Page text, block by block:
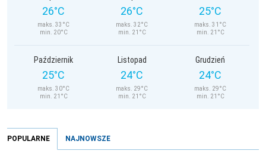
26°C
maks. 33°C
min. 20°C
26°C
maks. 32°C
min. 21°C
25°C
maks. 31°C
min. 21°C
Październik
25°C
maks. 30°C
min. 21°C
Listopad
24°C
maks. 29°C
min. 21°C
Grudzień
24°C
maks. 29°C
min. 21°C
POPULARNE NAJNOWSZE